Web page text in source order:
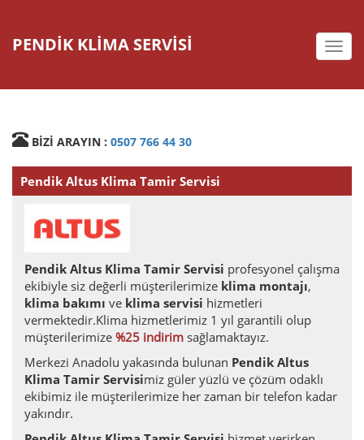
PENDİK KLİMA SERVİSİ
BİZİ ARAYIN : 0507 766 44 30
Pendik Altus Klima Tamir Servisi
Pendik Altus Klima Tamir Servisi profesyonel çalışma
ekibiyle siz değerli müşterilerimize klima montajı,
klima bakımı ve klima servisi hizmetleri
vermektedir.Klima hizmetlerimiz 1 yıl garantili olup
müşterilerimize %25 indirim sağlamaktayız.
Merkezi Anadolu yakasında bulunan Pendik Altus
Klima Tamir Servisimiz güler yüzlü ve çözüm odaklı
ekibimiz ile müşterilerimize her zaman bir telefon kadar
yakındır.